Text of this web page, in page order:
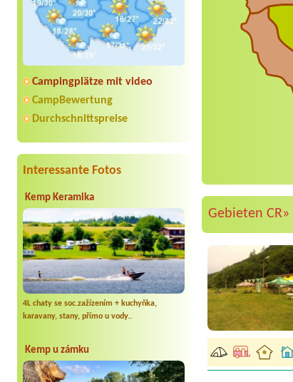
Campingplätze mit video
CampBewertung
Durchschnittspreise
Interessante Fotos
Kemp Keramika
4L chaty se soc.zažízením + kuchyňka,
karavany, stany, přímo u vody..
Kemp u zámku
Gebieten CR»